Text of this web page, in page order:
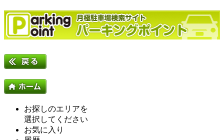
お探しのエリアを
選択してください
お気に入り